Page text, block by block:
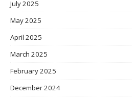
July 2025
May 2025
April 2025
March 2025
February 2025
December 2024